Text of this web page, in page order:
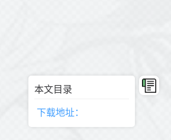
本文目录
下载地址：